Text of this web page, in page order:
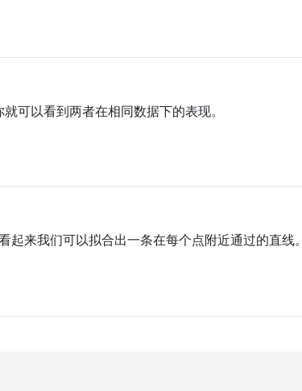
可以看到两者在相同数据下的表现。
来我们可以拟合出一条在每个点附近通过的直线。